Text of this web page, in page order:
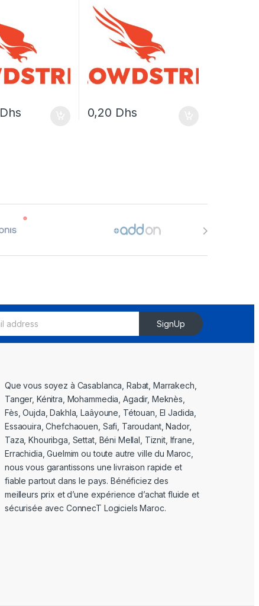
Dhs 0,20 Dhs
SignUp
Que vous soyez à Casablanca, Rabat, Marrakech,
Tanger, Kénitra, Mohammedia, Agadir, Meknès,
Fès, Oujda, Dakhla, Laâyoune, Tétouan, El Jadida,
Essaouira, Chefchaouen, Safi, Taroudant, Nador,
Taza, Khouribga, Settat, Béni Mellal, Tiznit, Ifrane,
Errachidia, Guelmim ou toute autre ville du Maroc,
nous vous garantissons une livraison rapide et
fiable partout dans le pays. Bénéficiez des
meilleurs prix et d’une expérience d’achat fluide et
sécurisée avec ConnecT Logiciels Maroc.